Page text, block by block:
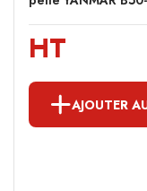
HT
AJOUTER